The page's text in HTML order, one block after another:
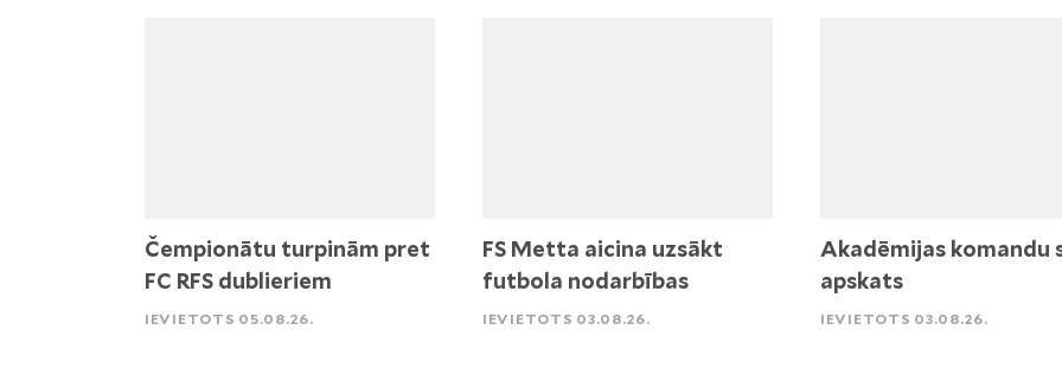
Čempionātu turpinām pret
FC RFS dublieriem
IEVIETOTS 05.08.26.
FS Metta aicina uzsākt
futbola nodarbības
IEVIETOTS 03.08.26.
Akadēmijas komandu
apskats
IEVIETOTS 03.08.26.